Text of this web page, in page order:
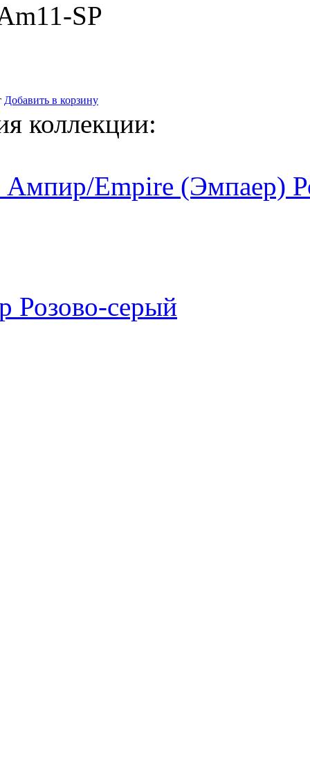
SР
Добавить в корзину
коллекции:
Empire (Эмпаер)
Розово-серый